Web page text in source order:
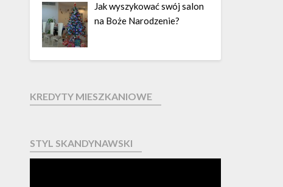
Jak wyszykować swój salon
na Boże Narodzenie?
KREDYTY MIESZKANIOWE
STYL SKANDYNAWSKI